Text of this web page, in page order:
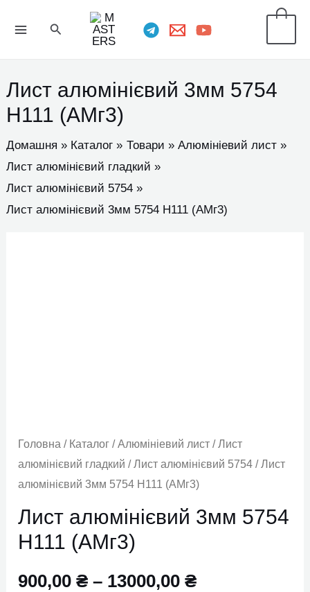
Пошук
Лист алюмінієвий 3мм 5754
H111 (АМг3)
Домашня Каталог Товари
Алюмініевий лист
Лист алюмінієвий гладкий
Лист алюмінієвий 5754
Лист алюмінієвий 3мм 5754 H111 (АМг3)
Головна / Каталог /Алюмініевий лист /Лист
алюмінієвий гладкий /Лист алюмінієвий 5754 / Лист
алюмінієвий 3мм 5754 H111 (АМг3)
Лист алюмінієвий 3мм 5754
H111 (АМг3)
900,00₴ – 13000,00₴